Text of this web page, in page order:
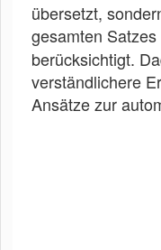
übersetzt,
gesamten
berücksichtigt.
verständlichere
Ansätze zur